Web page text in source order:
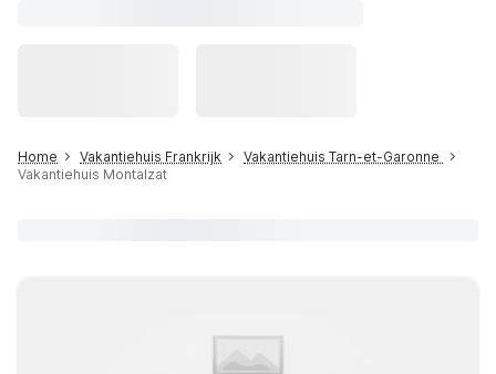
Home Vakantiehuis Frankrijk
Vakantiehuis Tarn-et-Garonne
Vakantiehuis Montalzat